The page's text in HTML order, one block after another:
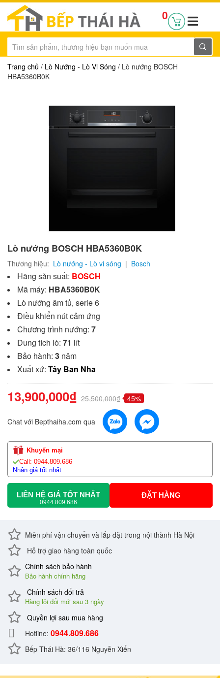
0
Trang chủ / Lò Nướng - Lò Vi Sóng / Lò nướng BOSCH
HBA5360B0K
Lò nướng BOSCH HBA5360B0K
Thương hiệu: Lò nướng - Lò vi sóng | Bosch
Hãng sản suất: BOSCH
Mã máy: HBA5360B0K
Lò nướng âm tủ, serie 6
Điều khiển nút cảm ứng
Chương trình nướng: 7
Dung tích lò: 71 lít
Bảo hành: 3 năm
Xuất xứ: Tây Ban Nha
13,900,000₫ 25,500,000₫ 45%
Chat với Bepthaiha.com qua
Khuyến mại
Call: 0944.809.686
Nhận giá tốt nhất
LIÊN HỆ GIÁ TỐT NHẤT
0944.809.686
ĐẶT HÀNG
Miễn phí vận chuyển và lắp đặt trong nội thành Hà Nội
Hỗ trợ giao hàng toàn quốc
Chính sách bảo hành
Bảo hành chính hãng
Chính sách đổi trả
Hàng lỗi đổi mới sau 3 ngày
Quyền lợi sau mua hàng
Hotline: 0944.809.686
Bếp Thái Hà: 36/116 Nguyễn Xiển